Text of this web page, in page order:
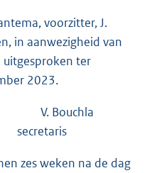
voorzitter, J.
in aanwezigheid van
uitgesproken ter
2023.
Bouchla
zes weken na de dag